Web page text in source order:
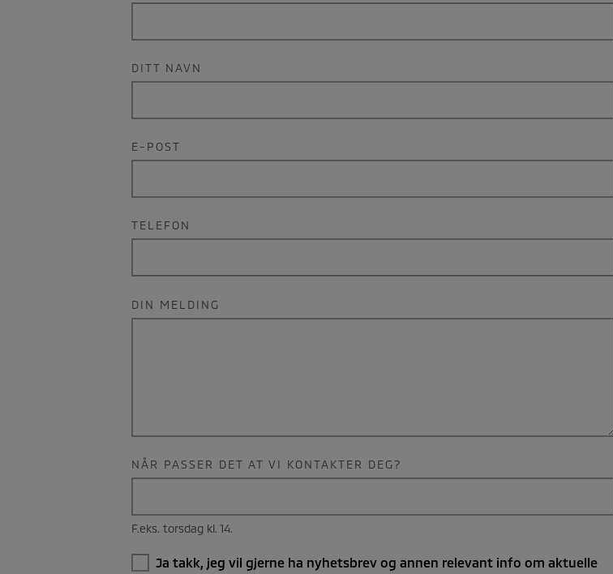
DITT NAVN
E-POST
TELEFON
DIN MELDING
NÅR PASSER DET AT VI KONTAKTER DEG?
F.eks. torsdag kl. 14.
Ja takk, jeg vil gjerne ha nyhetsbrev og annen relevant info om aktuelle